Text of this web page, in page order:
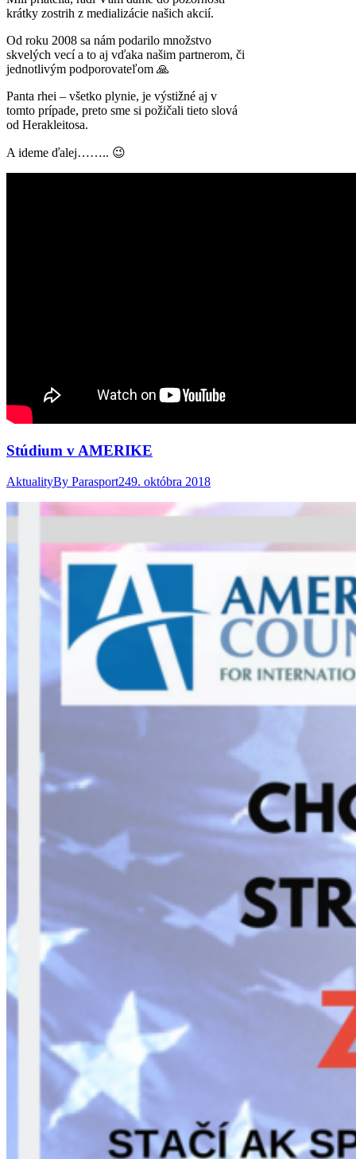
krátky zostrih z medializácie našich akcií.
Od roku 2008 sa nám podarilo množstvo
skvelých vecí a to aj vďaka našim partnerom, či
jednotlivým podporovateľom 🙏
Panta rhei – všetko plynie, je výstižné aj v
tomto prípade, preto sme si požičali tieto slová
od Herakleitosa.
A ideme ďalej…….. 😉
Stúdium v AMERIKE
AktualityBy Parasport249. októbra 2018